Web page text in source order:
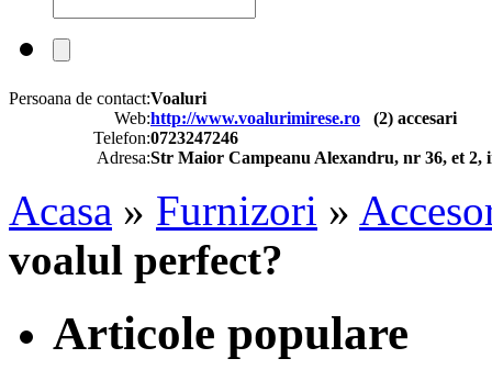
Persoana de contact:Voaluri
Web:http://www.voalurimirese.ro (2) accesari
Telefon:0723247246
Adresa:Str Maior Campeanu Alexandru, nr 36, et
Acasa » Furnizori »
voalul perfect?
Articole populare